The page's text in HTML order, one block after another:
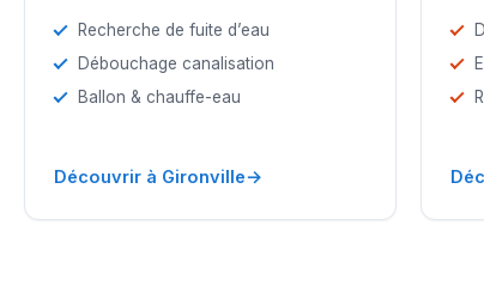
Recherche de fuite d’eau
Débouchage canalisation
Ballon & chauffe-eau
Découvrir à Gironville→